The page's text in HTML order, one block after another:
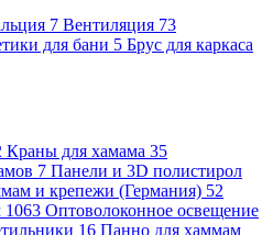
7 Вентиляция 73
для бани 5 Брус для каркаса
Краны для хамама 35
7 Панели и 3D полистирол
и крепежи (Германия) 52
1063 Оптоволоконное освещение
16 Панно для хаммам